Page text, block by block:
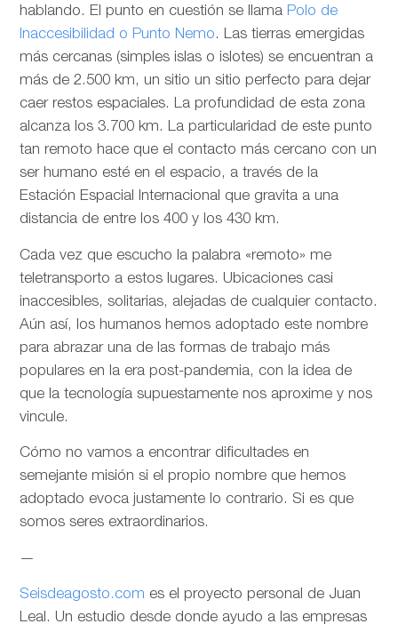
hablando. El punto en cuestión se llama Polo de
Inaccesibilidad o Punto Nemo. Las tierras emergidas
más cercanas (simples islas o islotes) se encuentran a
más de 2.500 km, un sitio un sitio perfecto para dejar
caer restos espaciales. La profundidad de esta zona
alcanza los 3.700 km. La particularidad de este punto
tan remoto hace que el contacto más cercano con un
ser humano esté en el espacio, a través de la
Estación Espacial Internacional que gravita a una
distancia de entre los 400 y los 430 km.
Cada vez que escucho la palabra «remoto» me
teletransporto a estos lugares. Ubicaciones casi
inaccesibles, solitarias, alejadas de cualquier contacto.
Aún así, los humanos hemos adoptado este nombre
para abrazar una de las formas de trabajo más
populares en la era post-pandemia, con la idea de
que la tecnología supuestamente nos aproxime y nos
vincule.
Cómo no vamos a encontrar dificultades en
semejante misión si el propio nombre que hemos
adoptado evoca justamente lo contrario. Si es que
somos seres extraordinarios.
—
Seisdeagosto.com es el proyecto personal de Juan
Leal. Un estudio desde donde ayudo a las empresas